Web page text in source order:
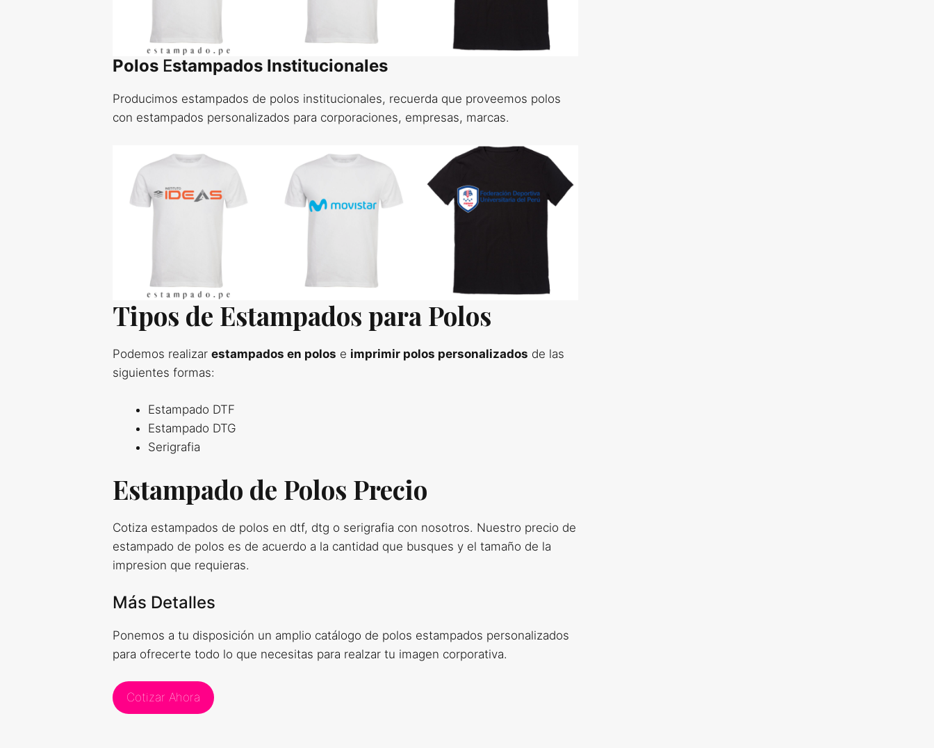
Polos Estampados Institucionales
Producimos estampados de polos institucionales, recuerda que proveemos polos
con estampados personalizados para corporaciones, empresas, marcas.
Tipos de Estampados para Polos
Podemos realizar estampados en polos e imprimir polos personalizados de las
siguientes formas:
Estampado DTF
Estampado DTG
Serigrafia
Estampado de Polos Precio
Cotiza estampados de polos en dtf, dtg o serigrafia con nosotros. Nuestro precio de
estampado de polos es de acuerdo a la cantidad que busques y el tamaño de la
impresion que requieras.
Más Detalles
Ponemos a tu disposición un amplio catálogo de polos estampados personalizados
para ofrecerte todo lo que necesitas para realzar tu imagen corporativa.
Cotizar Ahora